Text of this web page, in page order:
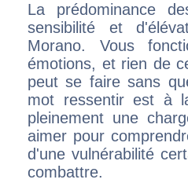
La prédominance
sensibilité et
Morano. Vous
émotions, et rien de
peut se faire sans
mot ressentir est à
pleinement une
aimer pour
d'une vulnérabilité
combattre.